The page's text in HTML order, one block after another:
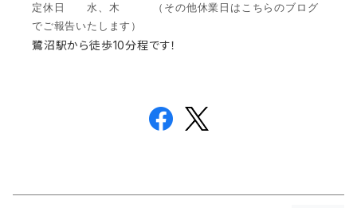
定休日 水、木 （その他休業日はこちらのブログ
でご報告いたします）
鷺沼駅から徒歩10分程です！